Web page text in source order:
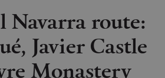
Navarra route:
Javier Castle
Monastery